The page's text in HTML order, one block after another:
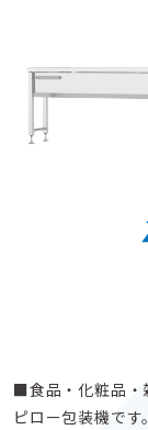
食品・化粧品
ピロー包装機です。